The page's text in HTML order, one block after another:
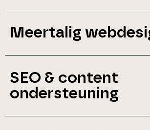
Meertalig
SEO & content
ondersteuning